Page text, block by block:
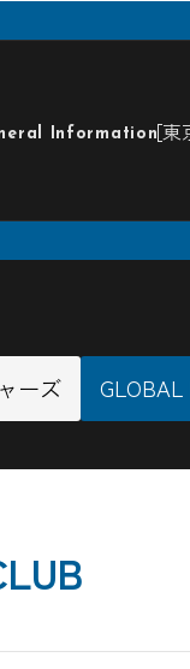
Information 東
ーズ GLOBAL